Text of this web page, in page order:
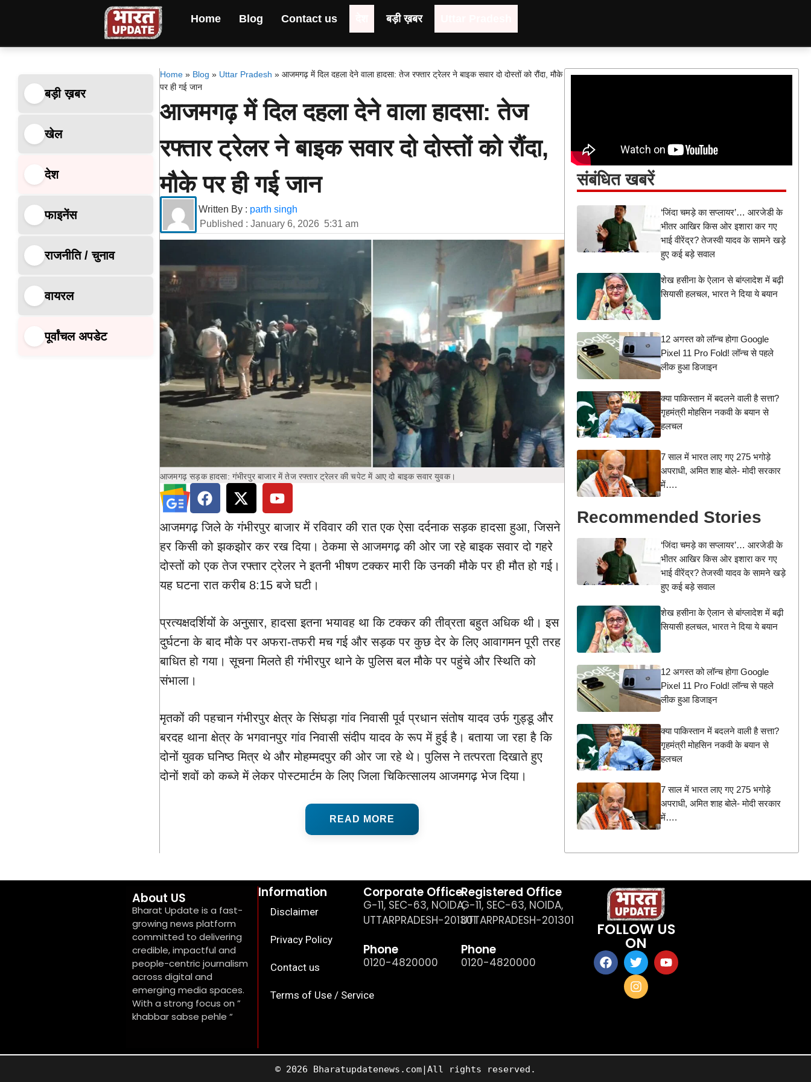
Home Blog Contact us बड़ी ख़बर
बड़ी ख़बर
खेल
देश
फाइनेंस
राजनीति / चुनाव
वायरल
पूर्वांचल अपडेट
Home» Blog » Uttar Pradesh » आजमगढ़ में दिल दहला देने वाला हादसा: तेज रफ्तार ट्रेलर ने बाइक सवार दो दोस्तों को रौंदा, मौके
पर ही गई जान
आजमगढ़ में दिल दहला देने वाला हादसा: तेज
रफ्तार ट्रेलर ने बाइक सवार दो दोस्तों को रौंदा,
मौके पर ही गई जान
Written By : parth singh
Published :January 6, 2026 5:31 am
आजमगढ़ सड़क हादसा: गंभीरपुर बाजार में तेज रफ्तार ट्रेलर की चपेट में आए दो बाइक सवार युवक।
आजमगढ़ जिले के गंभीरपुर बाजार में रविवार की रात एक ऐसा दर्दनाक सड़क हादसा हुआ, जिसने
हर किसी को झकझोर कर रख दिया। ठेकमा से आजमगढ़ की ओर जा रहे बाइक सवार दो गहरे
दोस्तों को एक तेज रफ्तार ट्रेलर ने इतनी भीषण टक्कर मारी कि उनकी मौके पर ही मौत हो गई।
यह घटना रात करीब 8:15 बजे घटी।
प्रत्यक्षदर्शियों के अनुसार, हादसा इतना भयावह था कि टक्कर की तीव्रता बहुत अधिक थी। इस
दुर्घटना के बाद मौके पर अफरा-तफरी मच गई और सड़क पर कुछ देर के लिए आवागमन पूरी तरह
बाधित हो गया। सूचना मिलते ही गंभीरपुर थाने के पुलिस बल मौके पर पहुंचे और स्थिति को
संभाला।
मृतकों की पहचान गंभीरपुर क्षेत्र के सिंघड़ा गांव निवासी पूर्व प्रधान संतोष यादव उर्फ गुड्डू और
बरदह थाना क्षेत्र के भगवानपुर गांव निवासी संदीप यादव के रूप में हुई है। बताया जा रहा है कि
दोनों युवक घनिष्ठ मित्र थे और मोहम्मदपुर की ओर जा रहे थे। पुलिस ने तत्परता दिखाते हुए
दोनों शवों को कब्जे में लेकर पोस्टमार्टम के लिए जिला चिकित्सालय आजमगढ़ भेज दिया।
READ MORE
संबंधित खबरें
‘जिंदा चमड़े का सप्लायर’… आरजेडी के
भीतर आखिर किस ओर इशारा कर गए
भाई वीरेंद्र? तेजस्वी यादव के सामने खड़े
हुए कई बड़े सवाल
शेख हसीना के ऐलान से बांग्लादेश में बढ़ी
सियासी हलचल, भारत ने दिया ये बयान
12 अगस्त को लॉन्च होगा Google
Pixel 11 Pro Fold! लॉन्च से पहले
लीक हुआ डिजाइन
क्या पाकिस्तान में बदलने वाली है सत्ता?
गृहमंत्री मोहसिन नकवी के बयान से
हलचल
7 साल में भारत लाए गए 275 भगोड़े
अपराधी, अमित शाह बोले- मोदी सरकार
में….
Recommended Stories
‘जिंदा चमड़े का सप्लायर’… आरजेडी के
भीतर आखिर किस ओर इशारा कर गए
भाई वीरेंद्र? तेजस्वी यादव के सामने खड़े
हुए कई बड़े सवाल
शेख हसीना के ऐलान से बांग्लादेश में बढ़ी
सियासी हलचल, भारत ने दिया ये बयान
12 अगस्त को लॉन्च होगा Google
Pixel 11 Pro Fold! लॉन्च से पहले
लीक हुआ डिजाइन
क्या पाकिस्तान में बदलने वाली है सत्ता?
गृहमंत्री मोहसिन नकवी के बयान से
हलचल
7 साल में भारत लाए गए 275 भगोड़े
अपराधी, अमित शाह बोले- मोदी सरकार
में….
About US
Bharat Update is a fast-
growing news platform
committed to delivering
credible, impactful and
people-centric journalism
across digital and
emerging media spaces.
With a strong focus on ”
khabbar sabse pehle “
Information
Disclaimer
Privacy Policy
Contact us
Terms of Use / Service
Corporate Office
G-11, SEC-63, NOIDA,
UTTARPRADESH-201301
Phone
0120-4820000
Registered Office
G-11, SEC-63, NOIDA,
UTTARPRADESH-201301
Phone
0120-4820000
FOLLOW US
ON
© 2026 Bharatupdatenews.com|All rights reserved.